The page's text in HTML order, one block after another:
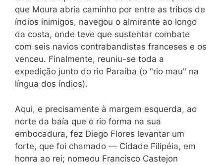
que Moura abria caminho por entre as tribos de
índios inimigos, navegou o almirante ao longo
da costa, onde teve que sustentar combate
com seis navios contrabandistas franceses e os
venceu. Finalmente, reuniu-se toda a
expedição junto do rio Paraíba (o "rio mau" na
língua dos índios).
Aqui, e precisamente à margem esquerda, ao
norte da baía que o rio forma na sua
embocadura, fez Diego Flores levantar um
forte, que foi chamado — Cidade Filipéia, em
honra ao rei; nomeou Francisco Castejon